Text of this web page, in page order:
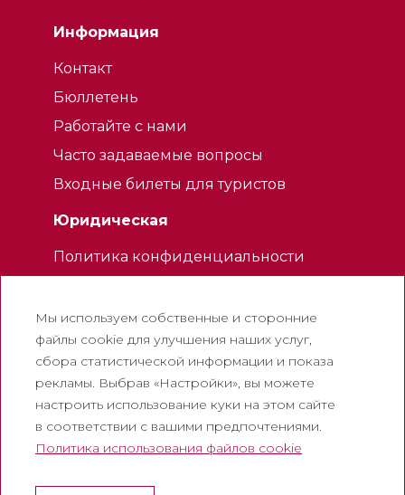
Информация
Контакт
Бюллетень
Работайте с нами
Часто задаваемые вопросы
Входные билеты для туристов
Юридическая
Политика конфиденциальности
Политика использования социальных
сетей
Канал для жалоб
Официальное уведомление
Корпоративный
Аббатство Монтсеррат
Мы используем собственные и сторонние
файлы cookie для улучшения наших услуг,
сбора статистической информации и показа
рекламы. Выбрав «Настройки», вы можете
настроить использование куки на этом сайте
в соответствии с вашими предпочтениями.
Политика использования файлов cookie